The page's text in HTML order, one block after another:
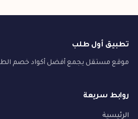
تطبيق أول طلب
موقع مستقل يجمع أفضل أكواد خصم
روابط سريعة
الرئيسية